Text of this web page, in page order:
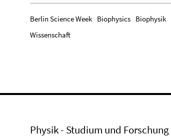
Berlin Science Week Biophysics Biophysik
Wissenschaft
Physik - Studium und Forschung